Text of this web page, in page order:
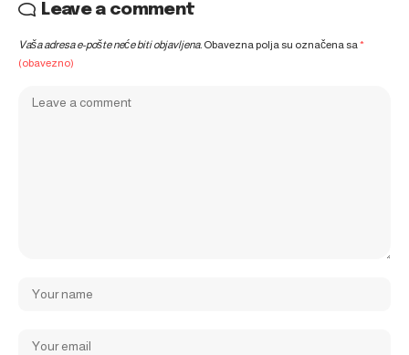
Leave a comment
Vaša adresa e-pošte neće biti objavljena. Obavezna polja su označena sa*
(obavezno)